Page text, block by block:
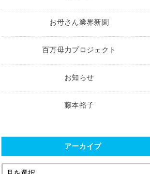
お母さん業界新聞
百万母力プロジェクト
お知らせ
藤本裕子
アーカイブ